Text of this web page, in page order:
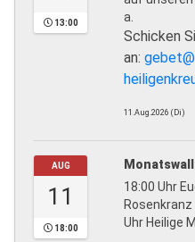
13:00
a.
Schicken
an:
11.Aug.2026 (Di)
AUG
11
18:00
18:00 Uhr
Uhr Heilige